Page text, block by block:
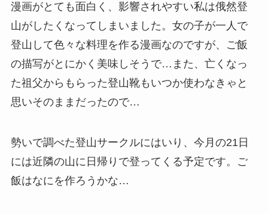
漫画がとても面白く、影響されやすい私は俄然登
山がしたくなってしまいました。女の子が一人で
登山して色々な料理を作る漫画なのですが、ご飯
の描写がとにかく美味しそうで…また、亡くなっ
た祖父からもらった登山靴もいつか使わなきゃと
思いそのままだったので…
勢いで調べた登山サークルにはいり、今月の21日
には近隣の山に日帰りで登ってくる予定です。ご
飯はなにを作ろうかな…